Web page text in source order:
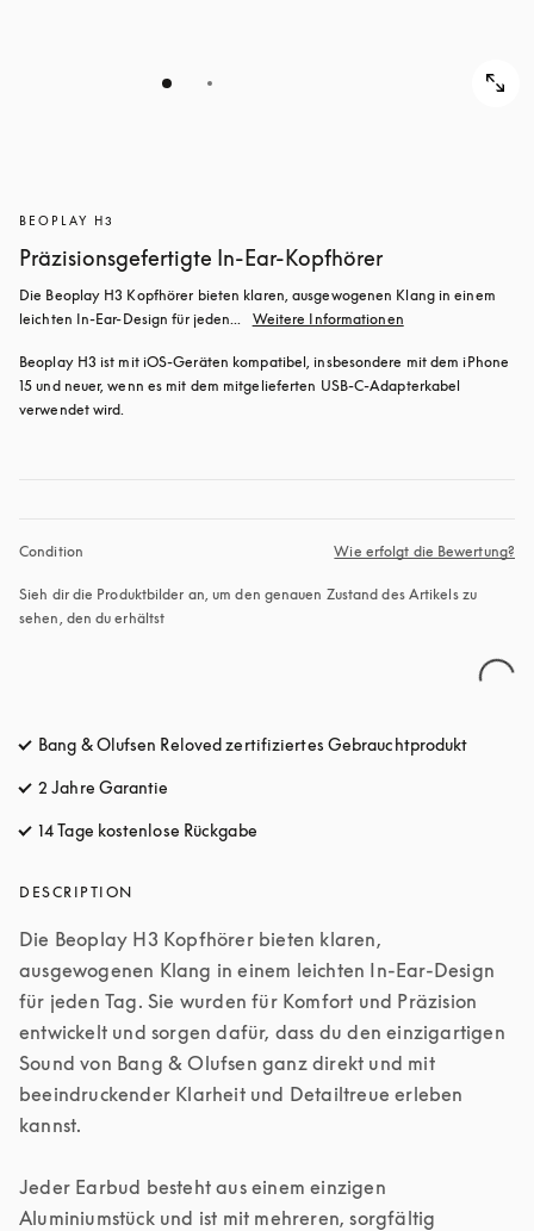
BEOPLAY H3
Präzisionsgefertigte In-Ear-Kopfhörer
Die Beoplay H3 Kopfhörer bieten klaren, ausgewogenen Klang in einem
leichten In-Ear-Design für jeden...
Weitere Informationen
Beoplay H3 ist mit iOS-Geräten kompatibel, insbesondere mit dem iPhone
15 und neuer, wenn es mit dem mitgelieferten USB-C-Adapterkabel
verwendet wird.
Condition Wie erfolgt die Bewertung?
Sieh dir die Produktbilder an, um den genauen Zustand des Artikels zu
sehen, den du erhältst
Bang & Olufsen Reloved zertifiziertes Gebrauchtprodukt
2 Jahre Garantie
14 Tage kostenlose Rückgabe
DESCRIPTION
Die Beoplay H3 Kopfhörer bieten klaren,
ausgewogenen Klang in einem leichten In-Ear-Design
für jeden Tag. Sie wurden für Komfort und Präzision
entwickelt und sorgen dafür, dass du den einzigartigen
Sound von Bang & Olufsen ganz direkt und mit
beeindruckender Klarheit und Detailtreue erleben
kannst.
Jeder Earbud besteht aus einem einzigen
Aluminiumstück und ist mit mehreren, sorgfältig